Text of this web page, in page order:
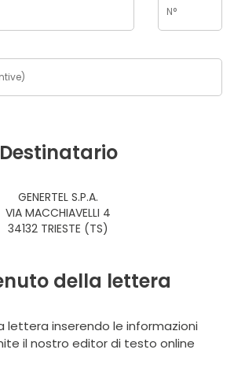
Destinatario
GENERTEL S.P.A.
VIA MACCHIAVELLI 4
34132 TRIESTE (TS)
della lettera
lettera inserendo le informazioni
il nostro editor di testo online